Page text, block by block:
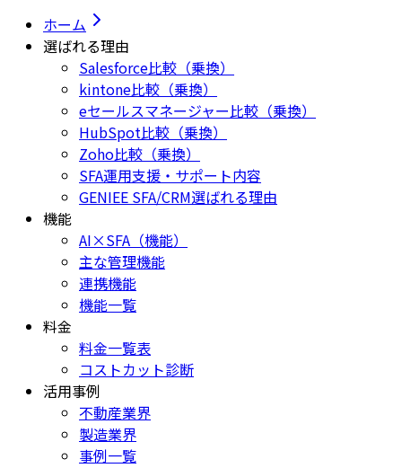
ホーム
選ばれる理由
Salesforce比較（乗換）
kintone比較（乗換）
eセールスマネージャー比較（乗換）
HubSpot比較（乗換）
Zoho比較（乗換）
SFA運用支援・サポート内容
GENIEE SFA/CRM選ばれる理由
機能
AI×SFA（機能）
主な管理機能
連携機能
機能一覧
料金
料金一覧表
コストカット診断
活用事例
不動産業界
製造業界
事例一覧